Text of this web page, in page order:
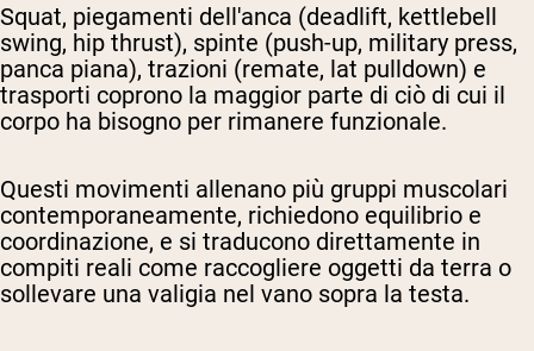
Squat, piegamenti dell'anca (deadlift, kettlebell
swing, hip thrust), spinte (push-up, military press,
panca piana), trazioni (remate, lat pulldown) e
trasporti coprono la maggior parte di ciò di cui il
corpo ha bisogno per rimanere funzionale.
Questi movimenti allenano più gruppi muscolari
contemporaneamente, richiedono equilibrio e
coordinazione, e si traducono direttamente in
compiti reali come raccogliere oggetti da terra o
sollevare una valigia nel vano sopra la testa.